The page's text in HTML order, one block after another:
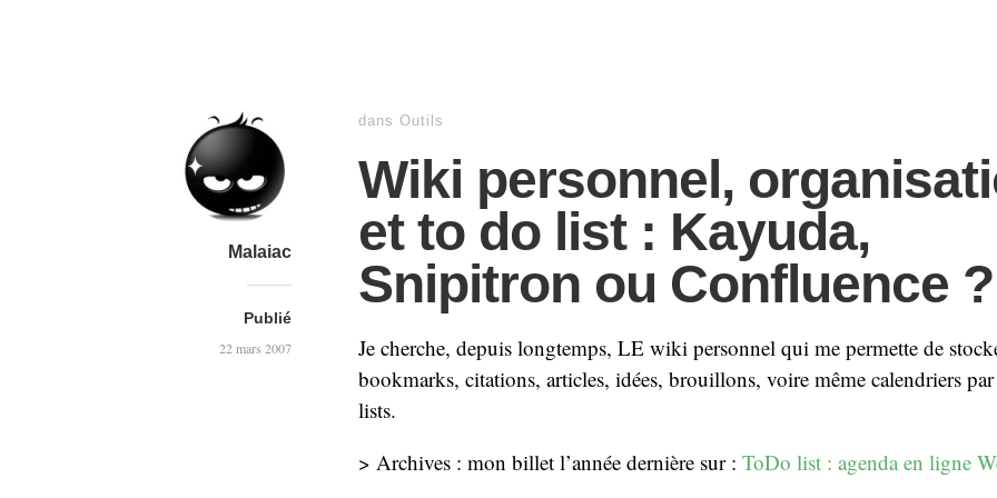
Malaiac
Publié
22 mars 2007
dans Outils
Wiki personnel,
et to do list : Kayuda,
Snipitron ou Confluence ?
Je cherche, depuis longtemps, LE wiki personnel qui me permette de
bookmarks, citations, articles, idées, brouillons, voire même calendriers
lists.
> Archives : mon billet l’année dernière sur : ToDo list : agenda en ligne